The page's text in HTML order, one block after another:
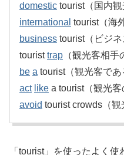
domestic tourist（国内観
international tourist（海
business tourist（ビジネ
touristtrap （観光客相手
be a tourist（観光客であ
act like a tourist（観光客
avoid tourist crowds（観
「tourist」を使ったよく